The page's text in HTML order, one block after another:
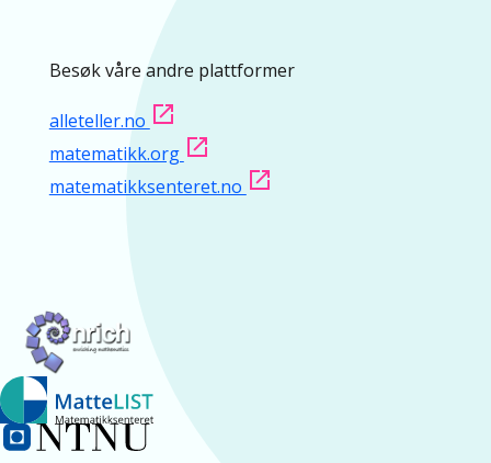
Besøk våre andre plattformer
alleteller.no
matematikk.org
matematikksenteret.no